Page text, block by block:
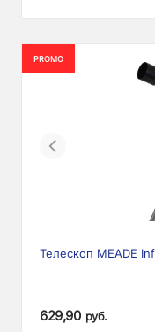
PROMO
Previous
Телескоп MEADE
629,90 руб.